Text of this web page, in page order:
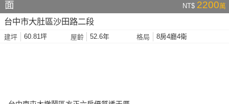
面
NT$ 2200萬
台中市大肚區沙田路二段
建坪 60.81坪 屋齡 52.6年 格局 8房4廳4衛